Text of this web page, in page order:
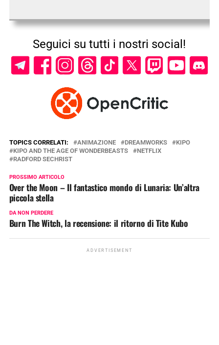
Seguici su tutti i nostri social!
TOPICS CORRELATI: ANIMAZIONE DREAMWORKS
KIPO
KIPO AND THE AGE OF WONDERBEASTS
NETFLIX
RADFORD SECHRIST
PROSSIMO ARTICOLO
Over the Moon – Il fantastico mondo di Lunaria: Un’altra
piccola stella
DA NON PERDERE
Burn The Witch, la recensione: il ritorno di Tite Kubo
ADVERTISEMENT